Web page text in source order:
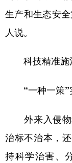
生产和生态安
人说。
科技精准施
“一种一策”
外来入侵物
治标不治本，
持科学治害、